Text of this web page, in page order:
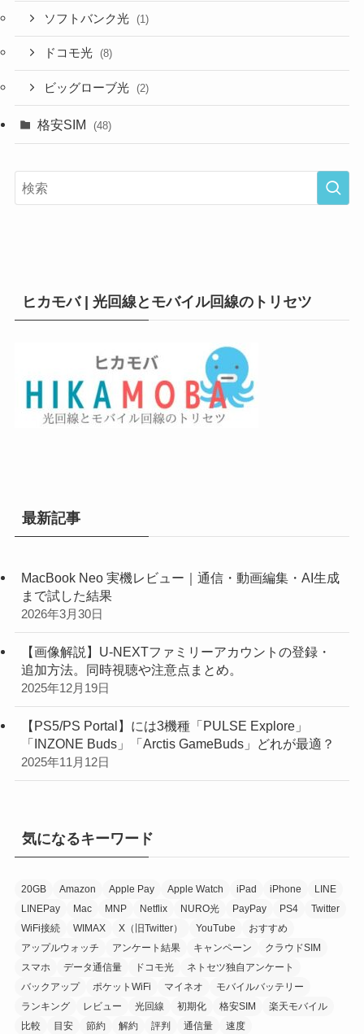
ソフトバンク光 (1)
ドコモ光 (8)
ビッグローブ光 (2)
格安SIM (48)
ヒカモバ | 光回線とモバイル回線のトリセツ
最新記事
MacBook Neo 実機レビュー｜通信・動画編集・AI生成
まで試した結果
2026年3月30日
【画像解説】U-NEXTファミリーアカウントの登録・
追加方法。同時視聴や注意点まとめ。
2025年12月19日
【PS5/PS Portal】には3機種「PULSE Explore」
「INZONE Buds」「Arctis GameBuds」どれが最適？
2025年11月12日
気になるキーワード
20GB Amazon Apple Pay Apple Watch iPad iPhone
LINE
LINEPay
Mac MNP Netflix NURO光 PayPay PS4
Twitter
WiFi接続
WIMAX X（旧Twitter） YouTube
おすすめ
アップルウォッチ
アンケート結果 キャンペーン
クラウドSIM
スマホ
データ通信量 ドコモ光
ネトセツ独自アンケート
バックアップ
ポケットWiFi マイネオ
モバイルバッテリー
ランキング
レビュー 光回線 初期化 格安SIM
楽天モバイル
比較
目安 節約 解約 評判 通信量 速度